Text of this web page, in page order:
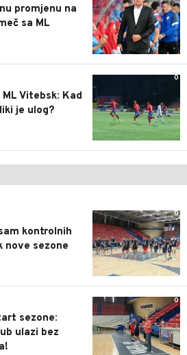
promjenu na
sa ML
0
Vitebsk: Kad
je ulog?
0
kontrolnih
nove sezone
0
sezone:
ulazi bez